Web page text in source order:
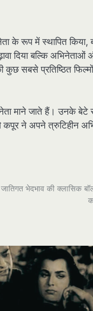
के रूप में स्थापित किया,
दिया बल्कि अभिनेताओं
कुछ सबसे प्रतिष्ठित
माने जाते हैं। उनके बेटे
ने अपने त्रुटिहीन
भेदभाव की क्लासिक